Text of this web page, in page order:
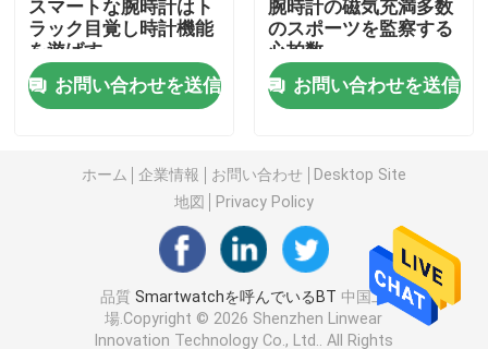
丸型のスマートな腕時計
古典的な様式Smartwatch
スポーツのBluetoothのスマートな腕時計
Simカード スマートな腕時計
スマートな腕時計はト
ラック目覚し時計機能
を遊ばす
お問い合わせを送信
腕時計の磁気充満多数
のスポーツを監察する
心拍数
お問い合わせを送信
ホーム 企業情報 お問い合わせ
Desktop Site
地図
Privacy Policy
品質Smartwatchを呼んでいるBT 中国工
場.Copyright © 2026 Shenzhen Linwear
Innovation Technology Co., Ltd.. All Rights